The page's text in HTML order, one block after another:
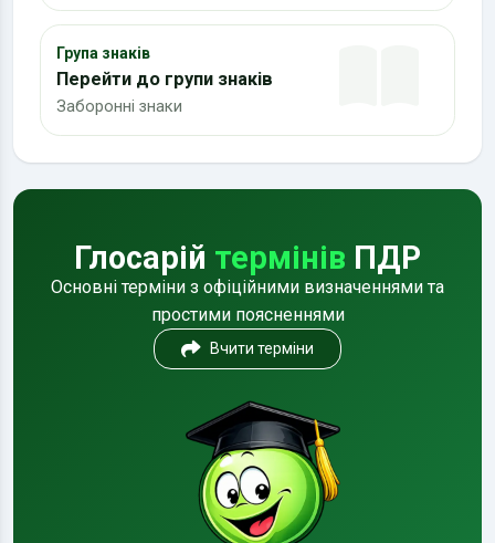
Група знаків
Перейти до групи знаків
Заборонні знаки
Глосарій термінів ПДР
Основні терміни з офіційними визначеннями та
простими поясненнями
Вчити терміни